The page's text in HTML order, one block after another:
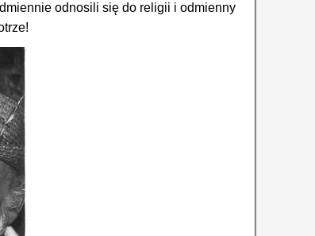
odnosili się do religii i odmienny